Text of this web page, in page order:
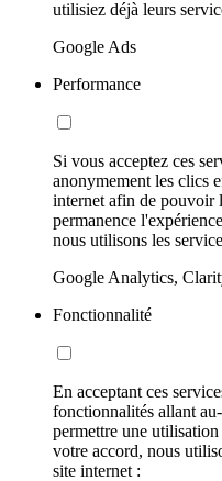
utilisiez déjà leurs
Google Ads
Performance
Si vous acceptez ces
anonymement les clics
internet afin de pouvoir
permanence
nous utilisons les
Google Analytics,
Fonctionnalité
En acceptant ces
fonctionnalités allant
permettre une
votre accord, nous
site internet :